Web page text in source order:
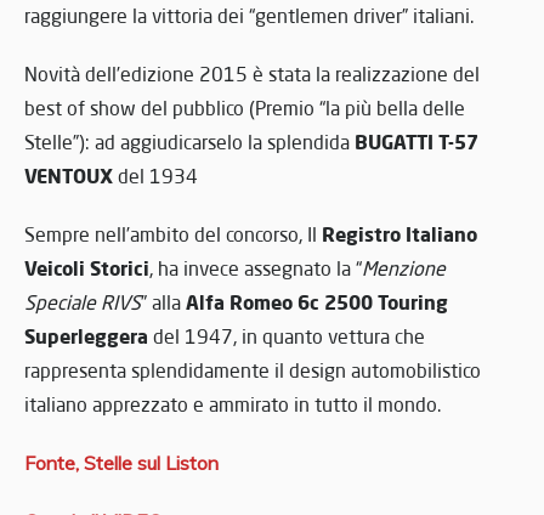
raggiungere la vittoria dei “gentlemen driver” italiani.
Novità dell’edizione 2015 è stata la realizzazione del
best of show del pubblico (Premio “la più bella delle
Stelle”): ad aggiudicarselo la splendida BUGATTI T-57
VENTOUX del 1934
Sempre nell’ambito del concorso, Il Registro Italiano
Veicoli Storici, ha invece assegnato la “Menzione
Speciale RIVS” alla Alfa Romeo 6c 2500 Touring
Superleggera del 1947, in quanto vettura che
rappresenta splendidamente il design automobilistico
italiano apprezzato e ammirato in tutto il mondo.
Fonte, Stelle sul Liston